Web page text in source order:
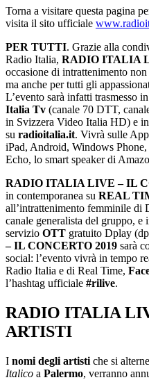
Torna a visitare questa pagina
visita il sito ufficiale
PER TUTTI. Grazie alla
Radio Italia, RADIO ITALIA
occasione di intrattenimento
ma anche per tutti gli
L’evento sarà infatti trasmesso
Italia Tv (canale 70 DTT,
in Svizzera Video Italia HD) e
su radioitalia.it. Vivrà sulle
iPad, Android, Windows
Echo, lo smart speaker di
RADIO ITALIA LIVE – IL
in contemporanea su REAL
all’intrattenimento femminile di
canale generalista del gruppo, e
servizio OTT gratuito Dplay
– IL CONCERTO 2019 sarà
social: l’evento vivrà in tempo
Radio Italia e di Real Time,
l’hashtag ufficiale #rilive.
RADIO ITALIA
ARTISTI
I nomi degli artisti che si
Italico a Palermo, verranno